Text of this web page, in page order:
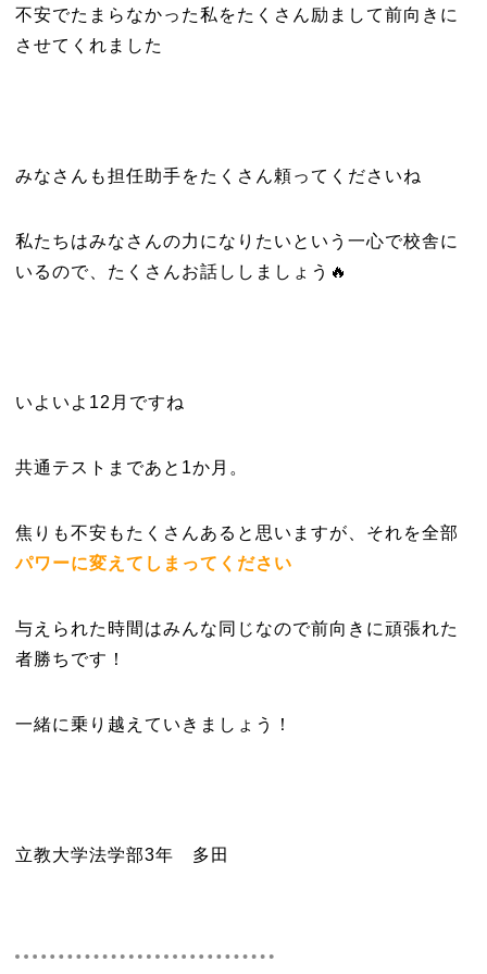
不安でたまらなかった私をたくさん励まして前向きに
させてくれました
みなさんも担任助手をたくさん頼ってくださいね
私たちはみなさんの力になりたいという一心で校舎に
いるので、たくさんお話ししましょう🔥
いよいよ12月ですね
共通テストまであと1か月。
焦りも不安もたくさんあると思いますが、それを全部
パワーに変えてしまってください
与えられた時間はみんな同じなので前向きに頑張れた
者勝ちです！
一緒に乗り越えていきましょう！
立教大学法学部3年 多田